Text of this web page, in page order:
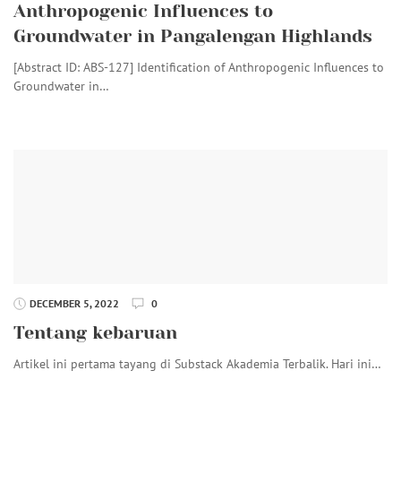
Anthropogenic Influences to
Groundwater in Pangalengan Highlands
[Abstract ID: ABS-127] Identification of Anthropogenic Influences to
Groundwater in…
DECEMBER 5, 2022 0
Tentang kebaruan
Artikel ini pertama tayang di Substack Akademia Terbalik. Hari ini…